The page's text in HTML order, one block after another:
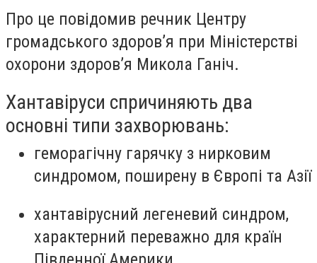
Про це повідомив речник Центру
громадського здоров’я при Міністерстві
охорони здоров’я Микола Ганіч.
Хантавіруси спричиняють два
основні типи захворювань:
геморагічну гарячку з нирковим
синдромом, поширену в Європі та Азії
хантавірусний легеневий синдром,
характерний переважно для країн